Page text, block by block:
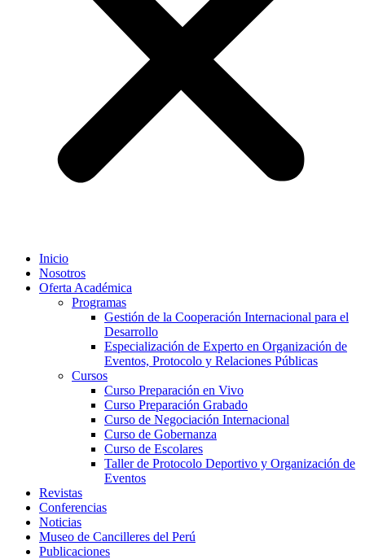
Inicio
Nosotros
Oferta Académica
Programas
Gestión de la Cooperación Internacional para el
Desarrollo
Especialización de Experto en Organización de
Eventos, Protocolo y Relaciones Públicas
Cursos
Curso Preparación en Vivo
Curso Preparación Grabado
Curso de Negociación Internacional
Curso de Gobernanza
Curso de Escolares
Taller de Protocolo Deportivo y Organización de
Eventos
Revistas
Conferencias
Noticias
Museo de Cancilleres del Perú
Publicaciones